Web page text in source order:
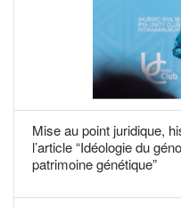
Mise au point juridique,
l’article “Idéologie du
patrimoine génétique”